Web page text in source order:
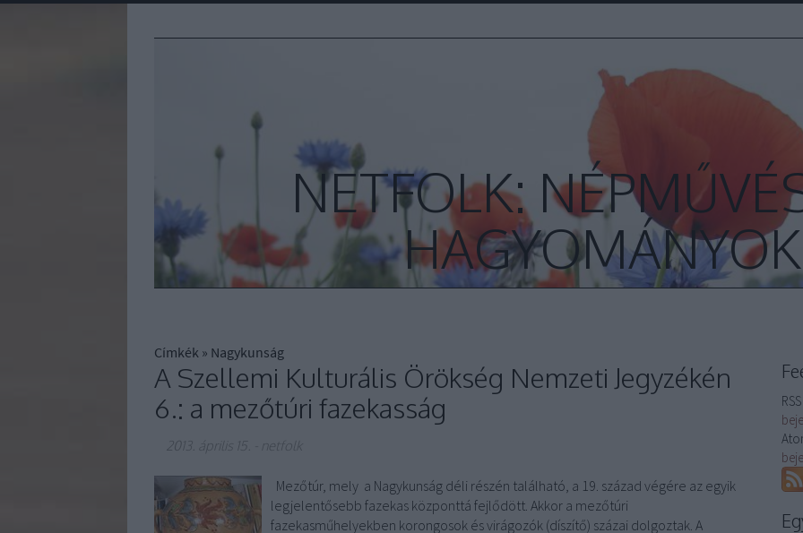
NETFOLK:
HAGYOMÁNYOK
Címkék » Nagykunság
A Szellemi Kulturális Örökség Nemzeti Jegyzékén
6.: a mezőtúri fazekasság
2013. április 15. netfolk
Mezőtúr, mely a Nagykunság déli részén található, a 19. század végére az egyik
legjelentősebb fazekas központtá fejlődött. Akkor a mezőtúri
fazekasműhelyekben korongosok és virágozók (díszítő) százai dolgoztak. A